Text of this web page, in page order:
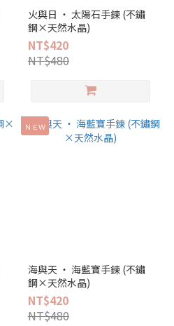
火與日 ‧ 太陽石手鍊 (不鏽
鋼×天然水晶)
NT$420
NT$480
ＮＥＷ
海與天 ‧ 海藍寶手鍊 (不鏽
鋼×天然水晶)
NT$420
NT$480